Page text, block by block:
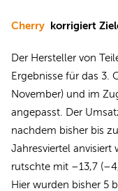
Cherry korrigiert
Der Hersteller von
Ergebnisse für das 3.
November) und im
angepasst. Der
nachdem bisher bis
Jahresviertel anvisiert
rutschte mit –13,7
Hier wurden bisher 5